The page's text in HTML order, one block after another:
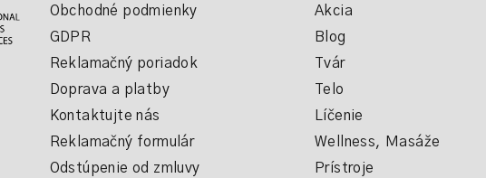
Obchodné podmienky
GDPR
Reklamačný poriadok
Doprava a platby
Kontaktujte nás
Reklamačný formulár
Odstúpenie od zmluvy
Akcia
Blog
Tvár
Telo
Líčenie
Wellness, Masáže
Prístroje